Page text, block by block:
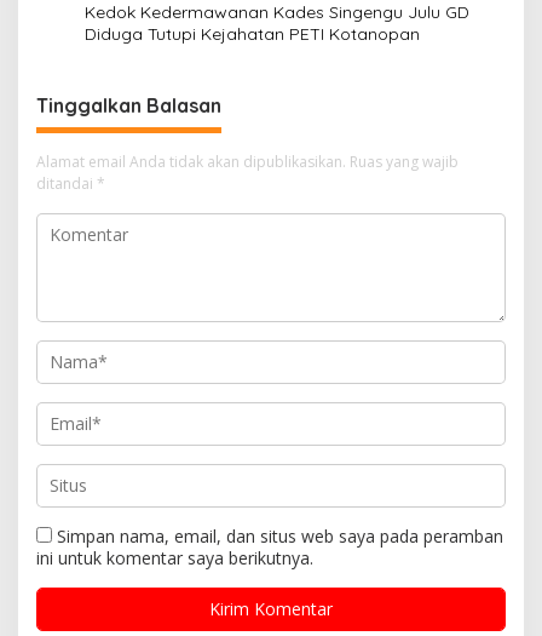
Kedok Kedermawanan Kades Singengu Julu GD
Diduga Tutupi Kejahatan PETI Kotanopan
Tinggalkan Balasan
Alamat email Anda tidak akan dipublikasikan. Ruas yang wajib
ditandai *
Simpan nama, email, dan situs web saya pada peramban
ini untuk komentar saya berikutnya.